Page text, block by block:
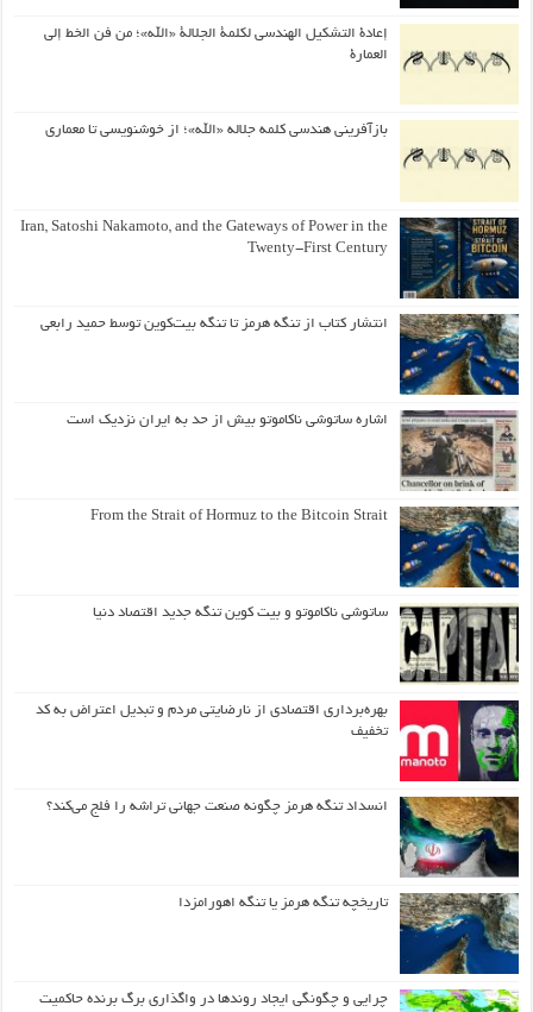
إعادة التشكيل الهندسي لكلمة الجلالة «الله»؛ من فن الخط إلى
العمارة
بازآفرینی هندسی کلمه جلاله «الله»؛ از خوشنویسی تا معماری
Iran, Satoshi Nakamoto, and the Gateways of Power in the
Twenty-First Century
انتشار کتاب از تنگه هرمز تا تنگه بیت‌کوین توسط حمید رابعی
اشاره ساتوشی ناکاموتو بیش از حد به ایران نزدیک است
From the Strait of Hormuz to the Bitcoin Strait
ساتوشی ناکاموتو و بیت کوین تنگه جدید اقتصاد دنیا
بهره‌برداری اقتصادی از نارضایتی مردم و تبدیل اعتراض به کد
تخفیف
انسداد تنگه هرمز چگونه صنعت جهانی تراشه را فلج می‌کند؟
تاریخچه تنگه هرمز یا تنگه اهورامزدا
چرایی و چگونگی ایجاد روندها در واگذاری برگ برنده حاکمیت